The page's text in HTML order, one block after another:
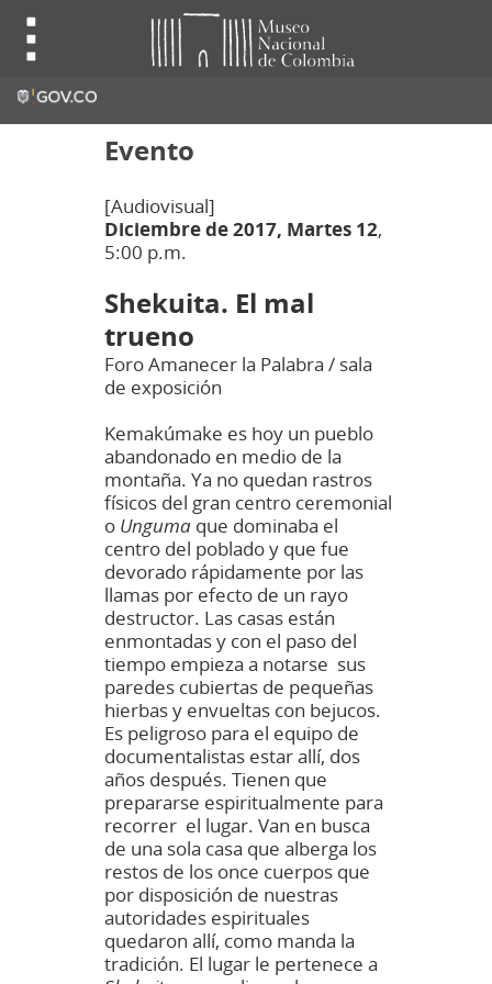
Evento
[Audiovisual]
Diciembre de 2017, Martes 12,
5:00 p.m.
Shekuita. El mal
trueno
Foro Amanecer la Palabra / sala
de exposición
Kemakúmake es hoy un pueblo
abandonado en medio de la
montaña. Ya no quedan rastros
físicos del gran centro ceremonial
o Ungumaque dominaba el
centro del poblado y que fue
devorado rápidamente por las
llamas por efecto de un rayo
destructor. Las casas están
enmontadas y con el paso del
tiempo empieza a notarse sus
paredes cubiertas de pequeñas
hierbas y envueltas con bejucos.
Es peligroso para el equipo de
documentalistas estar allí, dos
años después. Tienen que
prepararse espiritualmente para
recorrer el lugar. Van en busca
de una sola casa que alberga los
restos de los once cuerpos que
por disposición de nuestras
autoridades espirituales
quedaron allí, como manda la
tradición. El lugar le pertenece a